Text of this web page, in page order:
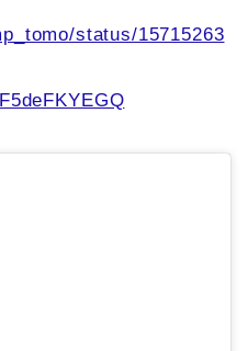
status/15715263